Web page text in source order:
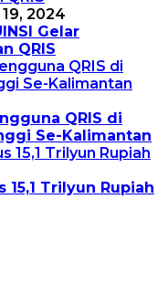
2024
Gelar
QRIS
QRIS di
Se-Kalimantan
15,1 Trilyun Rupiah